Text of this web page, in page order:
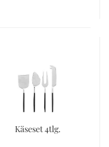
Käseset 4tlg.